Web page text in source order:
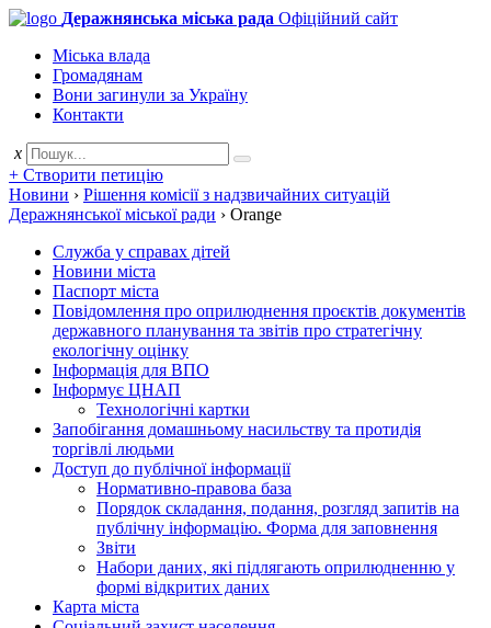
Деражнянська міська рада Офіційний сайт
Міська влада
Громадянам
Вони загинули за Україну
Контакти
x
+ Створити петицію
Новини › Рішення комісії з надзвичайних ситуацій
Деражнянської міської ради › Orange
Служба у справах дітей
Новини міста
Паспорт міста
Повідомлення про оприлюднення проєктів документів
державного планування та звітів про стратегічну
екологічну оцінку
Інформація для ВПО
Інформує ЦНАП
Технологічні картки
Запобігання домашньому насильству та протидія
торгівлі людьми
Доступ до публічної інформації
Нормативно-правова база
Порядок складання, подання, розгляд запитів на
публічну інформацію. Форма для заповнення
Звіти
Набори даних, які підлягають оприлюдненню у
формі відкритих даних
Карта міста